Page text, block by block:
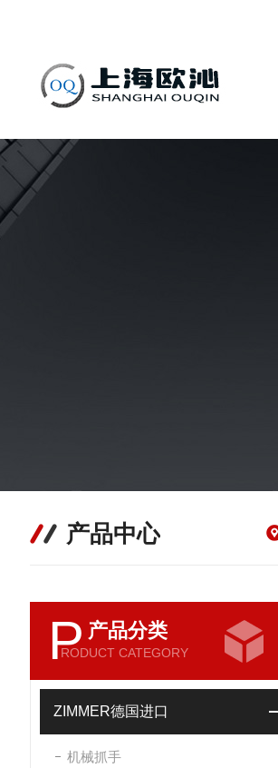
产品中心
P 产品分类
RODUCT CATEGORY
ZIMMER德国进口
机械抓手